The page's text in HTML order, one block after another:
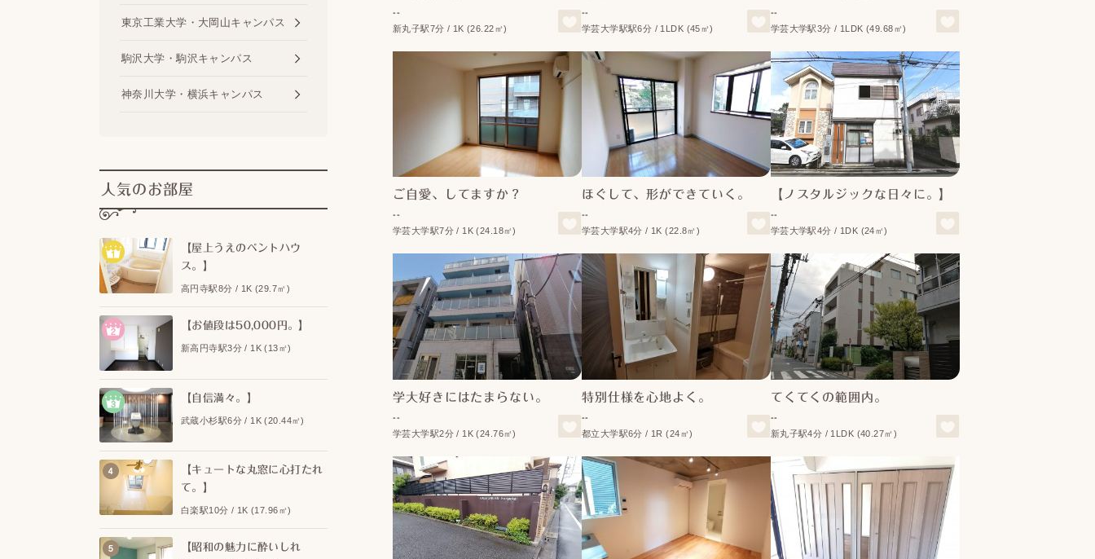
--
新丸子駅7分 / 1K (26.22㎡)
--
学芸大学駅駅6分 / 1LDK (45㎡)
--
学芸大学駅3分 / 1LDK (49.68㎡)
ご自愛、してますか？
--
学芸大学駅7分 / 1K (24.18㎡)
ほぐして、形ができていく。
--
学芸大学駅4分 / 1K (22.8㎡)
【ノスタルジックな日々に。】
--
学芸大学駅4分 / 1DK (24㎡)
学大好きにはたまらない。
--
学芸大学駅2分 / 1K (24.76㎡)
特別仕様を心地よく。
--
都立大学駅6分 / 1R (24㎡)
てくてくの範囲内。
--
新丸子駅4分 / 1LDK (40.27㎡)
東京工業大学・大岡山キャンパス
駒沢大学・駒沢キャンパス
神奈川大学・横浜キャンパス
人気のお部屋
【屋上うえのペントハウ
ス。】
高円寺駅8分 / 1K (29.7㎡)
【お値段は50,000円。】
新高円寺駅3分 / 1K (13㎡)
【自信満々。】
武蔵小杉駅6分 / 1K (20.44㎡)
【キュートな丸窓に心打たれ
て。】
白楽駅10分 / 1K (17.96㎡)
【昭和の魅力に酔いしれ